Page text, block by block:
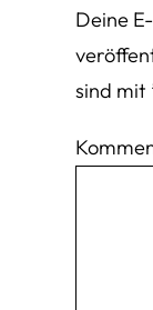
Deine
sind mit